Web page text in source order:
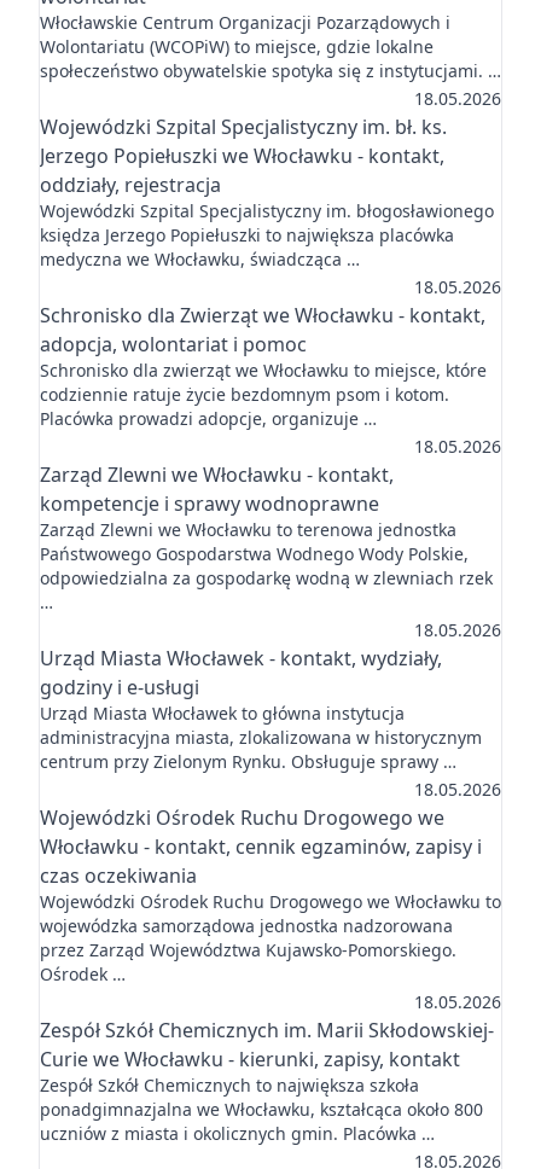
Włocławskie Centrum Organizacji Pozarządowych i
Wolontariatu (WCOPiW) to miejsce, gdzie lokalne
społeczeństwo obywatelskie spotyka się z instytucjami. …
18.05.2026
Wojewódzki Szpital Specjalistyczny im. bł. ks.
Jerzego Popiełuszki we Włocławku - kontakt,
oddziały, rejestracja
Wojewódzki Szpital Specjalistyczny im. błogosławionego
księdza Jerzego Popiełuszki to największa placówka
medyczna we Włocławku, świadcząca …
18.05.2026
Schronisko dla Zwierząt we Włocławku - kontakt,
adopcja, wolontariat i pomoc
Schronisko dla zwierząt we Włocławku to miejsce, które
codziennie ratuje życie bezdomnym psom i kotom.
Placówka prowadzi adopcje, organizuje …
18.05.2026
Zarząd Zlewni we Włocławku - kontakt,
kompetencje i sprawy wodnoprawne
Zarząd Zlewni we Włocławku to terenowa jednostka
Państwowego Gospodarstwa Wodnego Wody Polskie,
odpowiedzialna za gospodarkę wodną w zlewniach rzek
…
18.05.2026
Urząd Miasta Włocławek - kontakt, wydziały,
godziny i e-usługi
Urząd Miasta Włocławek to główna instytucja
administracyjna miasta, zlokalizowana w historycznym
centrum przy Zielonym Rynku. Obsługuje sprawy …
18.05.2026
Wojewódzki Ośrodek Ruchu Drogowego we
Włocławku - kontakt, cennik egzaminów, zapisy i
czas oczekiwania
Wojewódzki Ośrodek Ruchu Drogowego we Włocławku to
wojewódzka samorządowa jednostka nadzorowana
przez Zarząd Województwa Kujawsko-Pomorskiego.
Ośrodek …
18.05.2026
Zespół Szkół Chemicznych im. Marii Skłodowskiej-
Curie we Włocławku - kierunki, zapisy, kontakt
Zespół Szkół Chemicznych to największa szkoła
ponadgimnazjalna we Włocławku, kształcąca około 800
uczniów z miasta i okolicznych gmin. Placówka …
18.05.2026